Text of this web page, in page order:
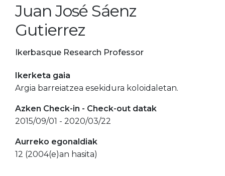
Juan José Sáenz
Gutierrez
Ikerbasque Research Professor
Ikerketa gaia
Argia barreiatzea esekidura koloidaletan.
Azken Check-in - Check-out datak
2015/09/01 - 2020/03/22
Aurreko egonaldiak
12 (2004(e)an hasita)